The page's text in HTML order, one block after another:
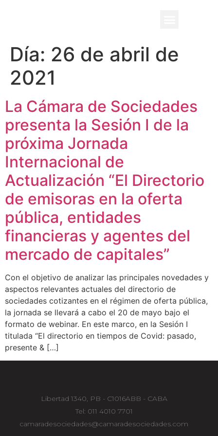
Día: 26 de abril de
2021
La Cámara de Sociedades
presenta la Sesión I de la
próxima Jornada
Internacional de
Actualización “El Directorio
de emisoras en la oferta
pública, entidades
financieras y agentes del
mercado de capitales”
Con el objetivo de analizar las principales novedades y
aspectos relevantes actuales del directorio de
sociedades cotizantes en el régimen de oferta pública,
la jornada se llevará a cabo el 20 de mayo bajo el
formato de webinar. En este marco, en la Sesión I
titulada “El directorio en tiempos de Covid: pasado,
presente & […]
Libertad 1340, PB - C1016ABB - CABA
Tel: 011 4010 7701
camaradesociedades@camaradesociedades.com